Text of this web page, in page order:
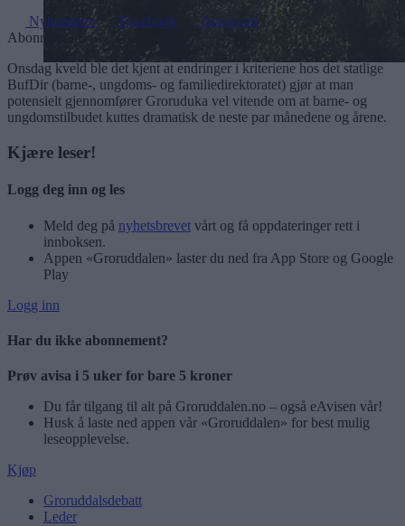
Nyhetsbrev Facebook
Instagram
Abonnement
Onsdag kveld ble det kjent at endringer i kriteriene hos det statlige
BufDir (barne-, ungdoms- og familiedirektoratet) gjør at man
potensielt gjennomfører Groruduka vel vitende om at barne- og
ungdomstilbudet kuttes dramatisk de neste par månedene og årene.
Kjære leser!
Logg deg inn og les
Meld deg på nyhetsbrevet vårt og få oppdateringer rett i
innboksen.
Appen «Groruddalen» laster du ned fra App Store og Google
Play
Logg inn
Har du ikke abonnement?
Prøv avisa i 5 uker for bare 5 kroner
Du får tilgang til alt på Groruddalen.no – også eAvisen vår!
Husk å laste ned appen vår «Groruddalen» for best mulig
leseopplevelse.
Kjøp
Groruddalsdebatt
Leder